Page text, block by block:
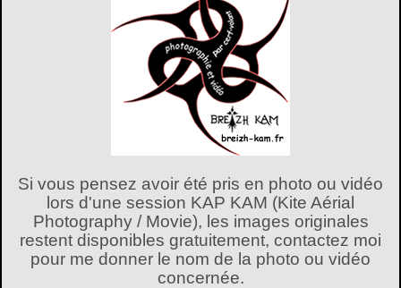
Si vous pensez avoir été pris en photo ou vidéo
lors d'une session KAP KAM (Kite Aérial
Photography / Movie), les images originales
restent disponibles gratuitement, contactez moi
pour me donner le nom de la photo ou vidéo
concernée.